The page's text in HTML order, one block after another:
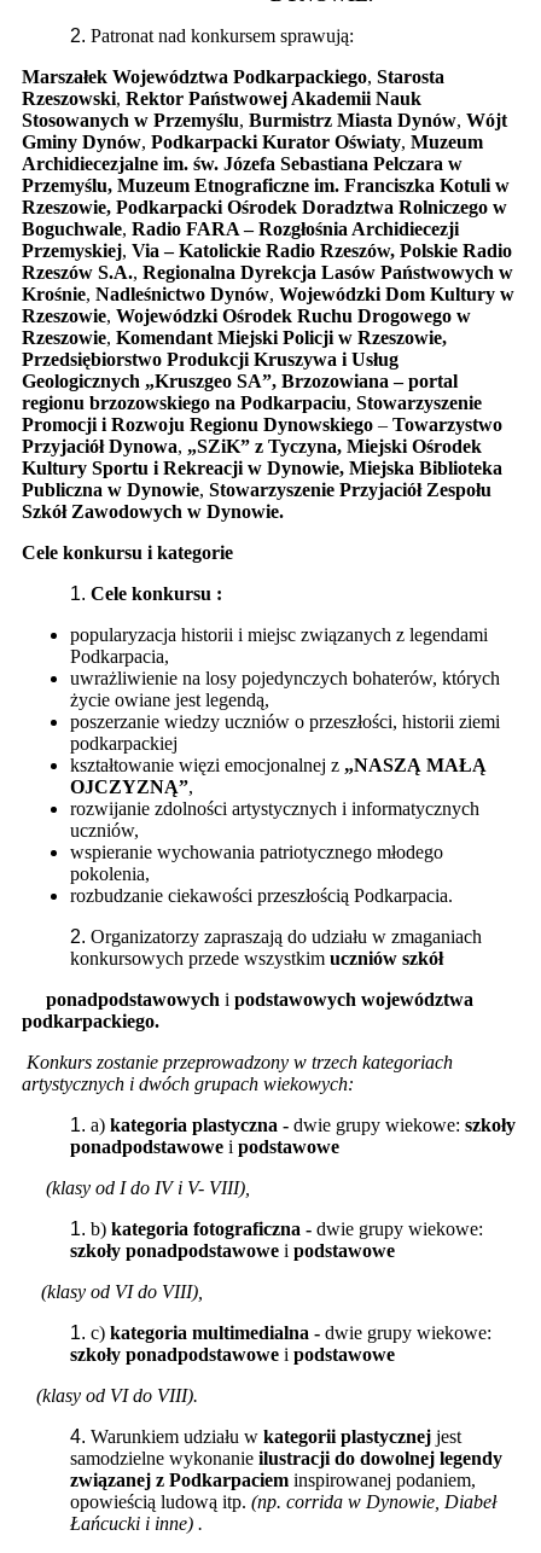
Patronat nad konkursem sprawują:
Marszałek Województwa Podkarpackiego, Starosta
Rzeszowski, Rektor Państwowej Akademii Nauk
Stosowanych w Przemyślu, Burmistrz Miasta Dynów, Wójt
Gminy Dynów, Podkarpacki Kurator Oświaty, Muzeum
Archidiecezjalne im. św. Józefa Sebastiana Pelczara w
Przemyślu, Muzeum Etnograficzne im. Franciszka Kotuli w
Rzeszowie, Podkarpacki Ośrodek Doradztwa Rolniczego w
Boguchwale, Radio FARA – Rozgłośnia Archidiecezji
Przemyskiej, Via – Katolickie Radio Rzeszów, Polskie Radio
Rzeszów S.A., Regionalna Dyrekcja Lasów Państwowych w
Krośnie, Nadleśnictwo Dynów, Wojewódzki Dom Kultury w
Rzeszowie, Wojewódzki Ośrodek Ruchu Drogowego w
Rzeszowie, Komendant Miejski Policji w Rzeszowie,
Przedsiębiorstwo Produkcji Kruszywa i Usług
Geologicznych „Kruszgeo SA”, Brzozowiana – portal
regionu brzozowskiego na Podkarpaciu, Stowarzyszenie
Promocji i Rozwoju Regionu Dynowskiego – Towarzystwo
Przyjaciół Dynowa, „SZiK” z Tyczyna, Miejski Ośrodek
Kultury Sportu i Rekreacji w Dynowie, Miejska Biblioteka
Publiczna w Dynowie, Stowarzyszenie Przyjaciół Zespołu
Szkół Zawodowych w Dynowie.
Cele konkursu i kategorie
Cele konkursu :
popularyzacja historii i miejsc związanych z legendami
Podkarpacia,
uwrażliwienie na losy pojedynczych bohaterów, których
życie owiane jest legendą,
poszerzanie wiedzy uczniów o przeszłości, historii ziemi
podkarpackiej
kształtowanie więzi emocjonalnej z „NASZĄ MAŁĄ
OJCZYZNĄ”,
rozwijanie zdolności artystycznych i informatycznych
uczniów,
wspieranie wychowania patriotycznego młodego
pokolenia,
rozbudzanie ciekawości przeszłością Podkarpacia.
Organizatorzy zapraszają do udziału w zmaganiach
konkursowych przede wszystkim uczniów szkół
ponadpodstawowych i podstawowych województwa
podkarpackiego.
Konkurs zostanie przeprowadzony w trzech kategoriach
artystycznych i dwóch grupach wiekowych:
a) kategoria plastyczna - dwie grupy wiekowe: szkoły
ponadpodstawowe i podstawowe
(klasy od I do IV i V- VIII),
b) kategoria fotograficzna - dwie grupy wiekowe:
szkoły ponadpodstawowe i podstawowe
(klasy od VI do VIII),
c) kategoria multimedialna - dwie grupy wiekowe:
szkoły ponadpodstawowe i podstawowe
(klasy od VI do VIII).
Warunkiem udziału w kategorii plastycznej jest
samodzielne wykonanie ilustracji do dowolnej legendy
związanej z Podkarpaciem inspirowanej podaniem,
opowieścią ludową itp. (np. corrida w Dynowie, Diabeł
Łańcucki i inne) .